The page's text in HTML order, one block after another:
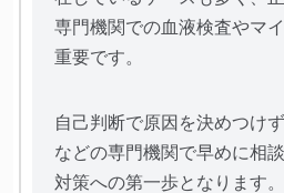
専門機関での血液検査やマ
重要です。
自己判断で原因を決めつけ
などの専門機関で早めに相
対策への第一歩となります。